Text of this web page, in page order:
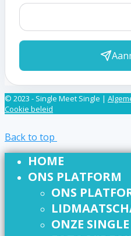
© 2023 - Single Meet Single |
Cookie beleid
Back to top
HOME
ONS PLATFORM
ONS
ONZE SINGLE